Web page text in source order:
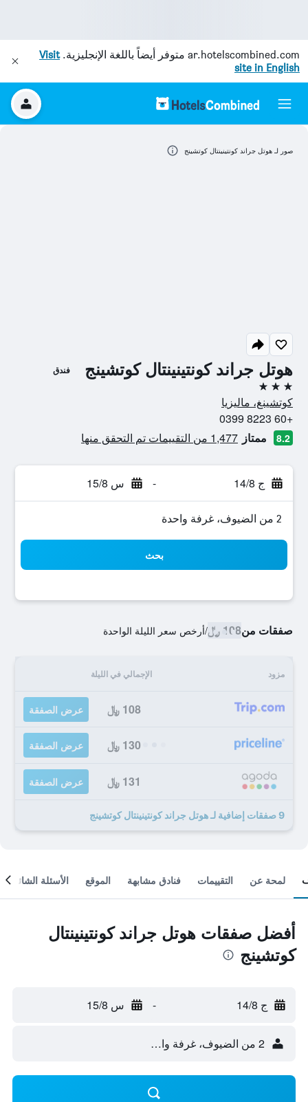
ar.hotelscombined.com متوفر أيضاً باللغة الإنجليزية.Visit
site in English
هوتل جراند كونتينينتال كوتشينج فندق
3 نجوم
كوتشينغ، ماليزيا
+60 8223 0399
8.2 ممتاز 1,477 من التقييمات تم التحقق منها
ج 14/8 - س 15/8
2 من الضيوف، غرفة واحدة
بحث
صفقات من108 ﷼ /أرخص سعر الليلة الواحدة
مزود الإجمالي في الليلة
108 ﷼ عرض الصفقة
130 ﷼ عرض الصفقة
131 ﷼ عرض الصفقة
9 صفقات إضافية لـ هوتل جراند كونتينينتال كوتشينج
صور لـ هوتل جراند كونتينينتال كوتشينج
لمحة عن التقييمات فنادق مشابهة الموقع الأسئلة الشائعة
أفضل صفقات هوتل جراند كونتينينتال
كوتشينج
ج 14/8 - س 15/8
2 من الضيوف، غرفة واحدة